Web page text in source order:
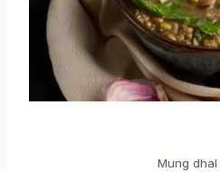
Mung dhal